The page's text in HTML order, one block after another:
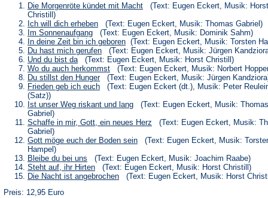
Die Morgenröte kündet mit Macht(Öffnet
einem
neuen
Tab)
(Text: Eugen Eckert, Musik: Horst
Christill)
Ich will dich erheben(Öffnet
in
einem
neuen
Tab)
(Text: Eugen Eckert, Musik: Thomas Gabriel)
Im Sonnenaufgang(Öffnet
in
einem
neuen
Tab)
(Text: Eugen Eckert, Musik: Dominik Sahm)
In deine Zeit bin ich geboren(Öffnet
in
einem
neuen
Tab)
(Text: Eugen Eckert, Musik: Torsten
Du hast mich gerufen(Öffnet
in
einem
neuen
Tab)
(Text: Eugen Eckert, Musik: Jürgen
Und du bist da(Öffnet
in
einem
neuen
Tab)
(Text: Eugen Eckert, Musik: Horst Christill)
Wo du auch herkommst(Öffnet
in
einem
Tab)
(Text: Eugen Eckert, Musik: Norbert
Du stillst den Hunger(Öffnet
in
einem
neuen
Tab)
(Text: Eugen Eckert, Musik: Jürgen
Frieden geb ich euch(Öffnet
einem
neuen
Tab)
(Text: Eugen Eckert (dt.), Musik: Peter
(Satz))
Ist unser Weg riskant und lang(Öffnet
einem
neuen
Tab)
(Text: Eugen Eckert, Musik: Thomas
Gabriel)
Schaffe in mir, Gott, ein neues Herz (Öffnet
einem
Tab)
(Text: Eugen Eckert, Musik:
Gabriel)
Gott möge euch der Boden sein(Öffnet
einem
neuen
Tab)
(Text: Eugen Eckert, Musik:
Hampel)
Bleibe du bei uns (Öffnet
in
einem
neuen
(Text: Eugen Eckert, Musik: Joachim Raabe)
Steht auf, ihr Hirten(Öffnet
in
(Text: Eugen Eckert, Musik: Horst Christill)
Die Nacht ist angebrochen(Öffnet
(Text: Eugen Eckert, Musik: Horst
Preis: 12,95 Euro